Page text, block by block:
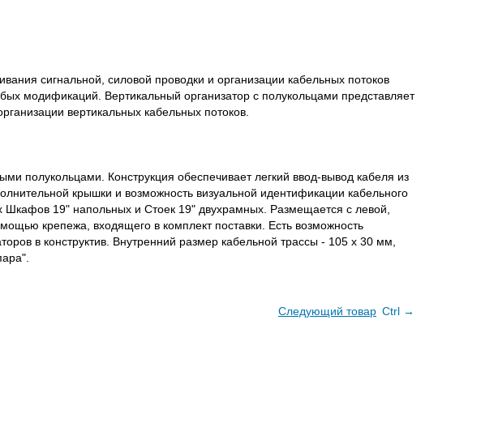
сигнальной, силовой проводки и организации кабельных потоков
модификаций. Вертикальный организатор с полукольцами представляет
вертикальных кабельных потоков.
полукольцами. Конструкция обеспечивает легкий ввод-вывод кабеля из
крышки и возможность визуальной идентификации кабельного
19" напольных и Cтоек 19" двухрамных. Размещается с левой,
крепежа, входящего в комплект поставки. Есть возможность
в конструктив. Внутренний размер кабельной трассы - 105 х 30 мм,
Следующий товар Ctrl →